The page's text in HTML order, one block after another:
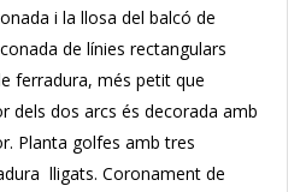
i la llosa del balcó de
de línies rectangulars
ferradura, més petit que
dels dos arcs és decorada amb
Planta golfes amb tres
lligats. Coronament de